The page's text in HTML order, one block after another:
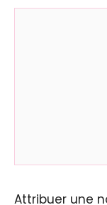
Attribuer une